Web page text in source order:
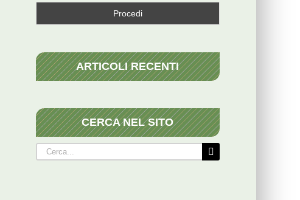
ARTICOLI RECENTI
CERCA NEL SITO
Cerca
per: